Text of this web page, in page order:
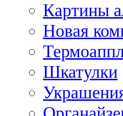
Картины
Новая
Шкатулки